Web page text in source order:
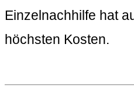
Einzelnachhilfe hat
höchsten Kosten.